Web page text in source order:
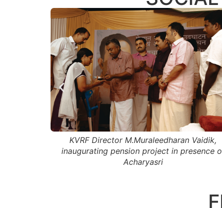
Acharyasri’s patni Meera rajesh presenting
key of the house constructed by